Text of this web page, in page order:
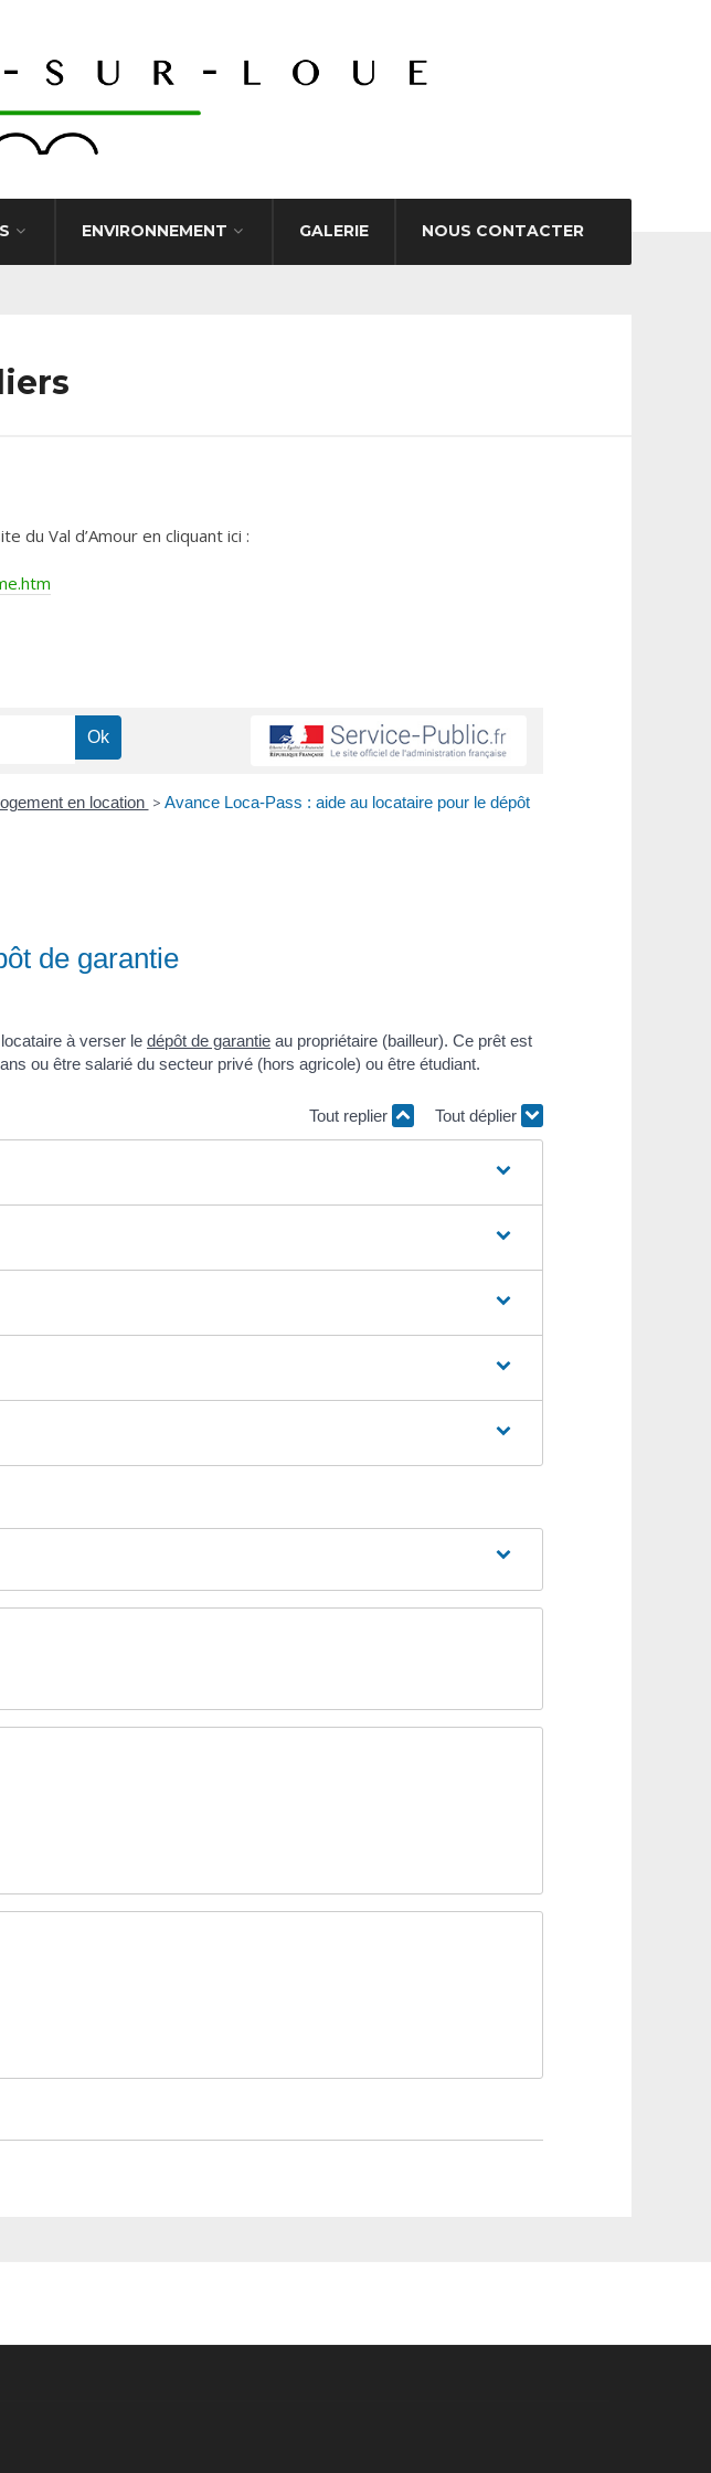
ENVIRONNEMENT GALERIE NOUS CONTACTER
du Val d’Amour en cliquant ici :
en location > Avance Loca-Pass : aide au locataire pour le dépôt
de garantie
à verser le dépôt de garantie au propriétaire (bailleur). Ce prêt est
ou être salarié du secteur privé (hors agricole) ou être étudiant.
Tout replier Tout déplier